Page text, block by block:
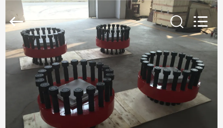
HUIS
PRODUCTEN
ONGEVEER
CO.，
LTD.
Reserved.